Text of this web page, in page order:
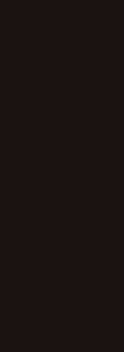
à l’échelle →
avec
pluridisciplinaire
et l’autorité de
du produit,
s’inspire souvent
rôles Dev Team,
activités
Runway et
Ces activités
de